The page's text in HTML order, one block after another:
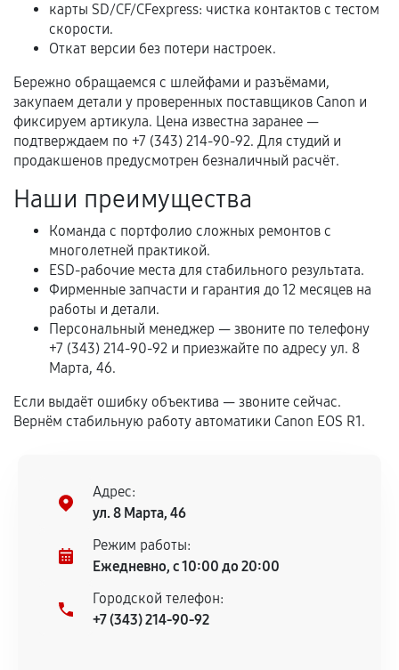
Когда гарантия не действует
Нарушение правил эксплуатации,
механические повреждения, попадание влаги,
перегрев, коррозия.
Самостоятельный ремонт или вмешательство
третьих лиц.
предусмотрено отдельно.
Обращение после окончания гарантийного
срока.
Программные сбои, если это не указано в
отдельных условиях.
Если комплектующие куплены
самостоятельно
Гарантия на выполненные работы может
Предоставленные детали подходят по
техническим параметрам и не имеют внешних
дефектов.
Установка была выполнена нашим сервисным
центром.
При этом гарантия на сами комплектующие
карты SD/CF/CFexpress: чистка контактов с тестом
скорости.
Откат версии без потери настроек.
Бережно обращаемся с шлейфами и разъёмами,
закупаем детали у проверенных поставщиков Canon и
фиксируем артикула. Цена известна заранее —
подтверждаем по +7 (343) 214-90-92. Для студий и
продакшенов предусмотрен безналичный расчёт.
Наши преимущества
Команда с портфолио сложных ремонтов с
многолетней практикой.
ESD-рабочие места для стабильного результата.
Фирменные запчасти и гарантия до 12 месяцев на
работы и детали.
Персональный менеджер — звоните по телефону
+7 (343) 214-90-92 и приезжайте по адресу ул. 8
Марта, 46.
Если выдаёт ошибку объектива — звоните сейчас.
Вернём стабильную работу автоматики Canon EOS R1.
Адрес:
ул. 8 Марта, 46
Режим работы:
Ежедневно, с 10:00 до 20:00
Городской телефон:
+7 (343) 214-90-92